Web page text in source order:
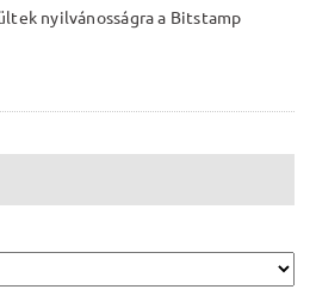
nyilvánosságra a Bitstamp